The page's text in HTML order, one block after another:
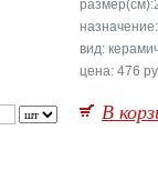
вид:
цена: 476
В